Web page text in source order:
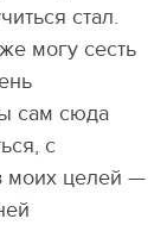
стал.
могу сесть
сам сюда
с
моих целей —